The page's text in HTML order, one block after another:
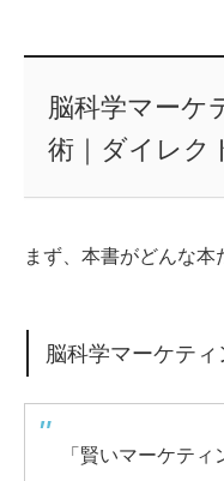
脳科学マーケ
術｜ダイレク
まず、本書がどんな本
脳科学マーケテ
「賢いマーケテ